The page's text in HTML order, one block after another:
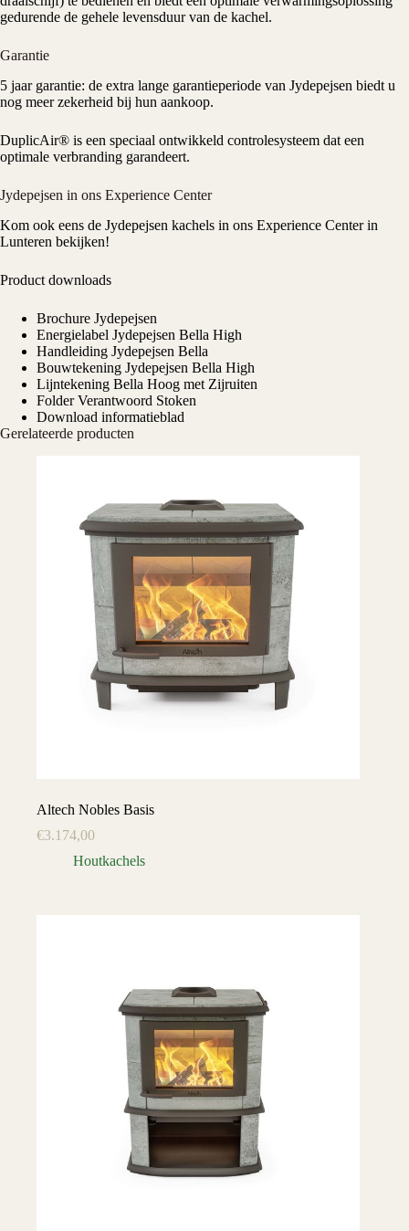
gedurende de gehele levensduur van de kachel.
Garantie
5 jaar garantie: de extra lange garantieperiode van Jydepejsen biedt u
nog meer zekerheid bij hun aankoop.
DuplicAir® is een speciaal ontwikkeld controlesysteem dat een
optimale verbranding garandeert.
Jydepejsen in ons Experience Center
Kom ook eens de Jydepejsen kachels in ons Experience Centerin
Lunteren bekijken!
Product downloads
Brochure Jydepejsen
Energielabel Jydepejsen Bella High
Handleiding Jydepejsen Bella
Bouwtekening Jydepejsen Bella High
Lijntekening Bella Hoog met Zijruiten
Folder Verantwoord Stoken
Download informatieblad
Gerelateerde producten
Altech Nobles Basis
€3.174,00
Houtkachels